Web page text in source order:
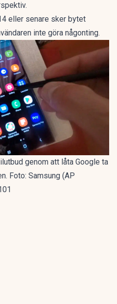
eller senare sker bytet
inte göra någonting.
genom att låta Google ta
Foto: Samsung (AP